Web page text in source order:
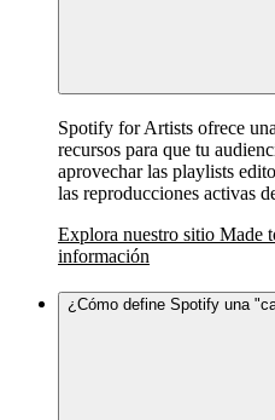
Spotify for Artists ofrece
recursos para que tu
aprovechar las playlists
las reproducciones activas
Explora nuestro sitio Made
información
¿Cómo define Spotify una